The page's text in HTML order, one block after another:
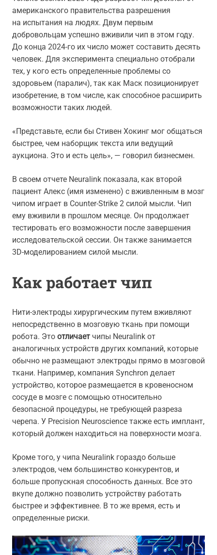
американского правительства разрешения
на испытания на людях. Двум первым
добровольцам успешно вживили чип в этом году.
До конца 2024-го их число может составить десять
человек. Для эксперимента специально отобрали
тех, у кого есть определенные проблемы со
здоровьем (паралич), так как Маск позиционирует
изобретение, в том числе, как способное расширить
возможности таких людей.
«Представьте, если бы Стивен Хокинг мог общаться
быстрее, чем наборщик текста или ведущий
аукциона. Это и есть цель», — говорил бизнесмен.
В своем отчете Neuralink показала, как второй
пациент Алекс (имя изменено) с вживленным в мозг
чипом играет в Counter-Strike 2 силой мысли. Чип
ему вживили в прошлом месяце. Он продолжает
тестировать его возможности после завершения
исследовательской сессии. Он также занимается
3D-моделированием силой мысли.
Как работает чип
Нити-электроды хирургическим путем вживляют
непосредственно в мозговую ткань при помощи
робота. Это отличает чипы Neuralink от
аналогичных устройств других компаний, которые
обычно не размещают электроды прямо в мозговой
ткани. Например, компания Synchron делает
устройство, которое размещается в кровеносном
сосуде в мозге с помощью относительно
безопасной процедуры, не требующей разреза
черепа. У Precision Neuroscience также есть имплант,
который должен находиться на поверхности мозга.
Кроме того, у чипа Neuralink гораздо больше
электродов, чем большинство конкурентов, и
больше пропускная способность данных. Все это
вкупе должно позволить устройству работать
быстрее и эффективнее. В то же время, есть и
определенные риски.